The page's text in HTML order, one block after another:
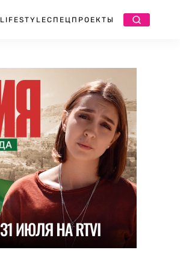
LIFESTYLEСПЕЦПРОЕКТЫ